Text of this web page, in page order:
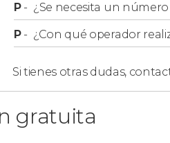
P- ¿Se necesita un
P- ¿Con qué operador
Si tienes otras dudas,
gratuita